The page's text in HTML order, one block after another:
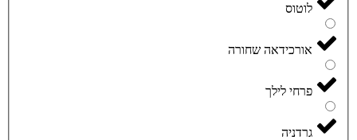
לוטוס
אורכידאה שחורה
פרחי לילך
גרדניה